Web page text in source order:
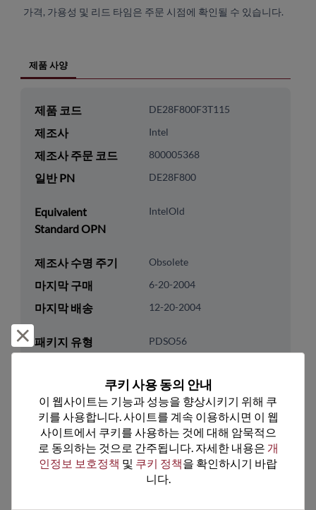
가격, 가용성 및 리드 타임은 주문 시점에 확인될 수 있습니다.
제품 사양
제품 코드 DE28F800F3T115
제조사 Intel
제조사 주문 코드 800005368
일반 PN DE28F800
Equivalent
Standard OPN
IntelOld
제조사 수명 주기 Obsolete
마지막 구매 6-20-2004
마지막 배송 12-20-2004
패키지 유형 PDSO56
No
리드프리 No
패키지 수량 700
기술 카테고리 Memory & Storage
Non-Volatile
거부 및 닫기
쿠키 사용 동의 안내
이 웹사이트는 기능과 성능을 향상시키기 위해 쿠
키를 사용합니다. 사이트를 계속 이용하시면 이 웹
사이트에서 쿠키를 사용하는 것에 대해 암묵적으
로 동의하는 것으로 간주됩니다. 자세한 내용은 개
인정보 보호정책 및 쿠키 정책을 확인하시기 바랍
니다.